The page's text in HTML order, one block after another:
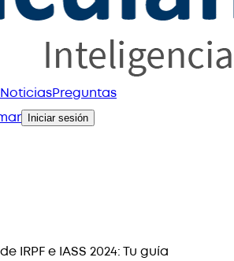
NoticiasPreguntas
Iniciar sesión
IRPF e IASS 2024: Tu guía